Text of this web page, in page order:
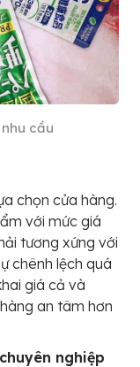
cầu
chọn cửa hàng.
với mức giá
tương xứng với
chênh lệch quá
giá cả và
an tâm hơn
nghiệp